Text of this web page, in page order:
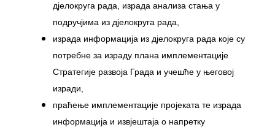
дјелокруга рада, израда анализа стања у
подручјима из дјелокруга рада,
израда информација из дјелокруга рада које су
потребне за израду плана имплементације
Стратегије развоја Града и учешће у његовој
изради,
праћење имплементације пројеката те израда
информација и извјештаја о напретку